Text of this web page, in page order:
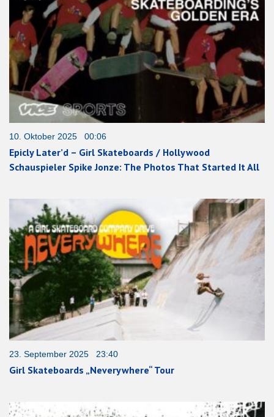
10. Oktober 2025 00:06
Epicly Later’d – Girl Skateboards / Hollywood
Schauspieler Spike Jonze: The Photos That Started It All
23. September 2025 23:40
Girl Skateboards „Neverywhere“ Tour